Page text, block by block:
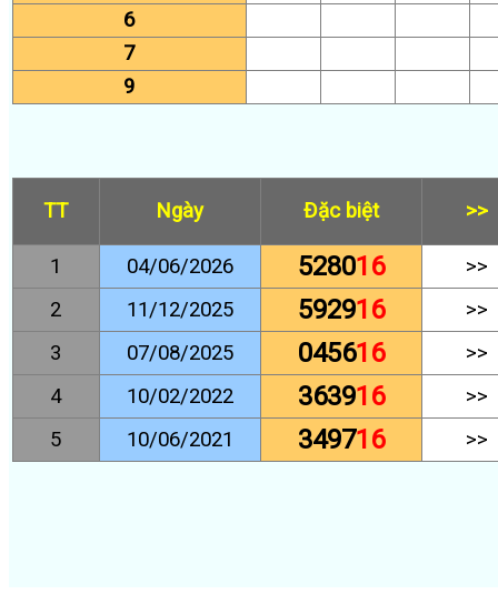
6
7
9
TT Ngày Đặc biệt >>
1 04/06/2026 528016
>>
2
11/12/2025 592916
>>
3
07/08/2025 045616
>>
4
10/02/2022 363916
>>
5
10/06/2021 349716 >>